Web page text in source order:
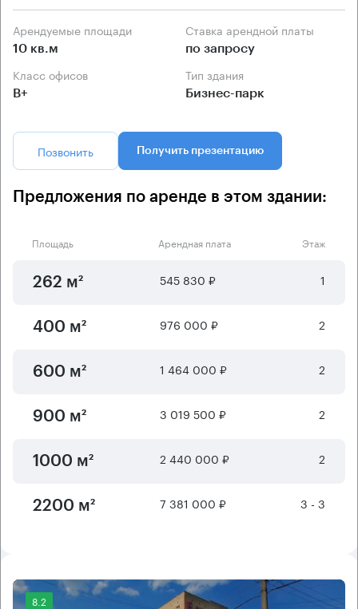
Арендуемые площади
10 кв.м
Ставка арендной платы
по запросу
Класс офисов
B+
Тип здания
Бизнес-парк
Позвонить Получить презентацию
Предложения по аренде в этом здании:
Площадь Арендная плата Этаж
262 м² 545 830 ₽ 1
400 м² 976 000 ₽ 2
600 м² 1 464 000 ₽ 2
900 м² 3 019 500 ₽ 2
1000 м² 2 440 000 ₽ 2
2200 м² 7 381 000 ₽ 3 - 3
8.2